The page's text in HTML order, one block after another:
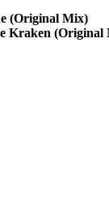
(Original Mix)
Kraken (Original